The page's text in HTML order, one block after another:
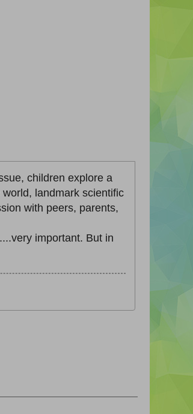
children explore a
landmark scientific
with peers, parents,
important. But in